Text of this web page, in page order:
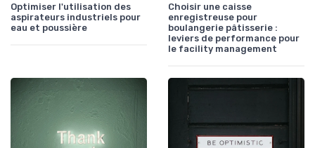
Optimiser l'utilisation des
aspirateurs industriels pour
eau et poussière
Choisir une caisse
enregistreuse pour
boulangerie pâtisserie :
leviers de performance pour
le facility management